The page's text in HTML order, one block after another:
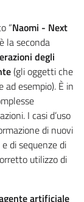
“Naomi - Next
la seconda
degli
(gli oggetti che
esempio). È in
I casi d’uso
di nuovi
di sequenze di
utilizzo di
artificiale